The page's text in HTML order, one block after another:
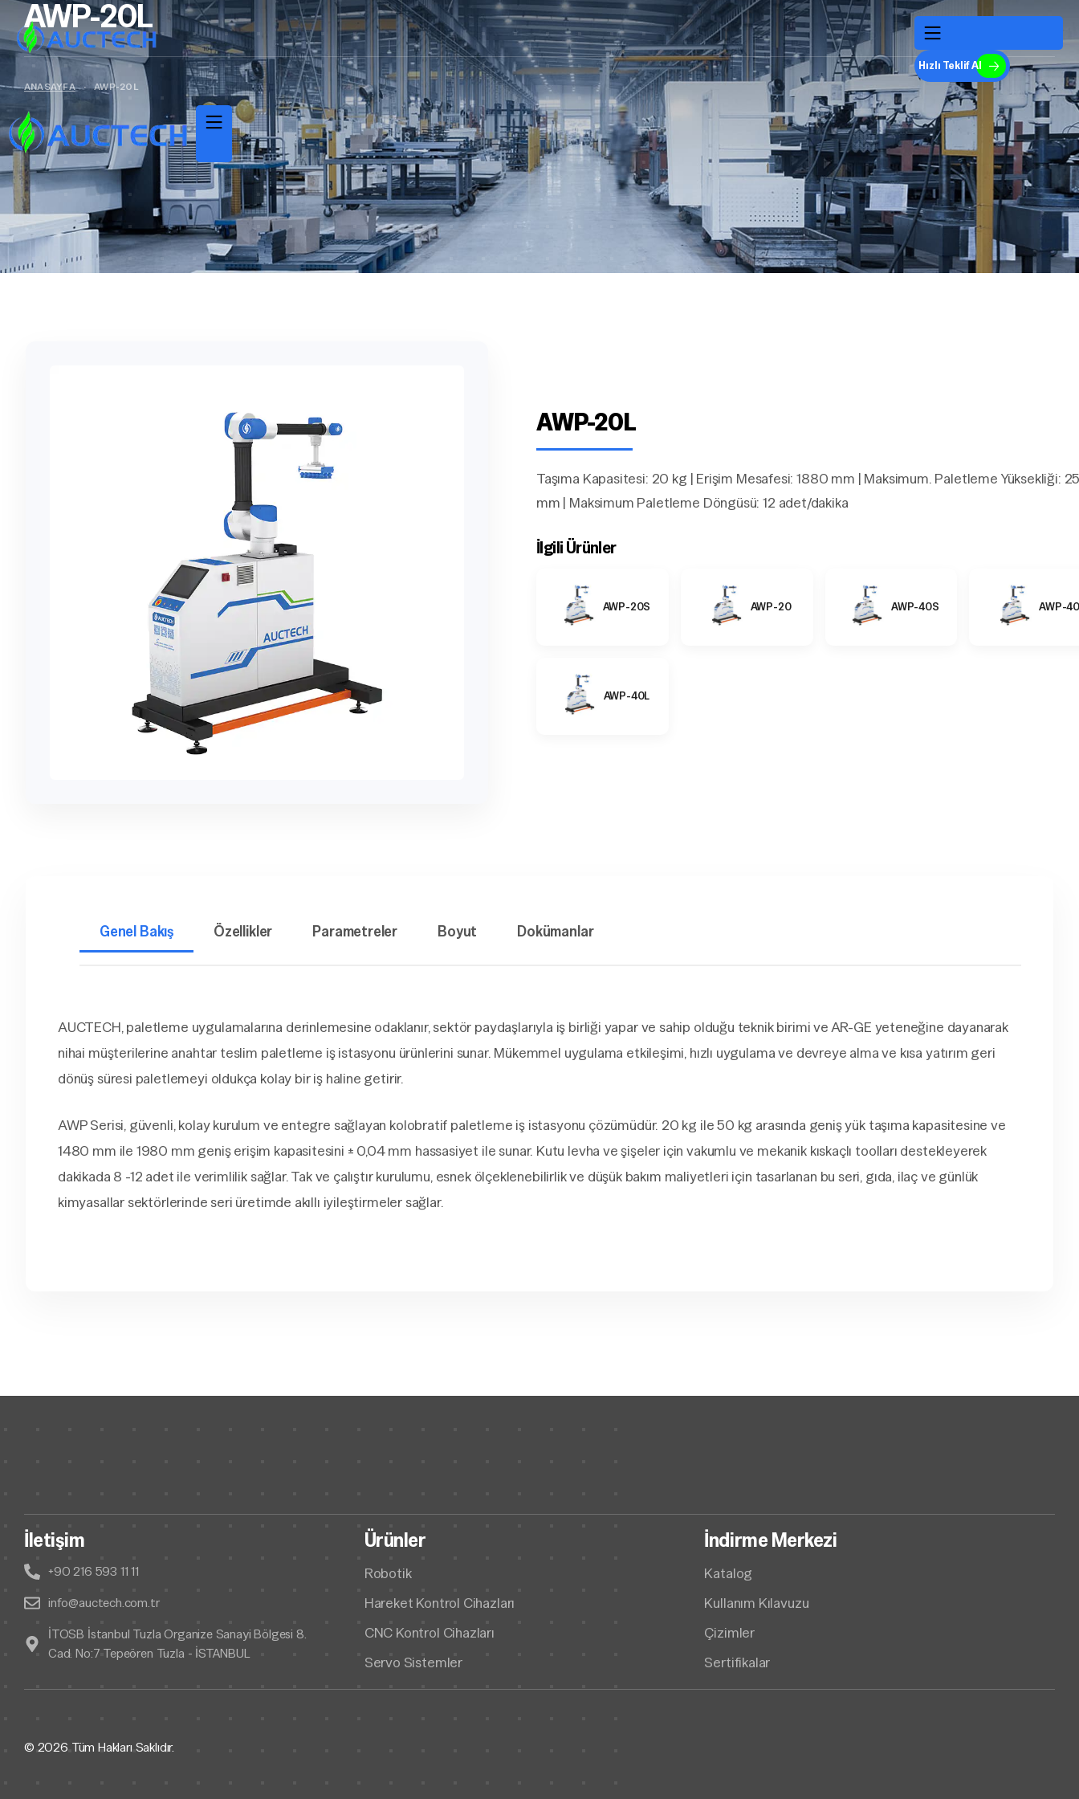
Hızlı Teklif Al
AWP-20L
ANASAYFA · AWP-20L
AWP-20L
Taşıma Kapasitesi: 20 kg | Erişim Mesafesi: 1880 mm | Maksimum. Paletleme Yüksekliği:
mm | Maksimum Paletleme Döngüsü: 12 adet/dakika
İlgili Ürünler
AWP-20S AWP-20 AWP-40S AWP-
AWP-40L
Genel Bakış Özellikler Parametreler Boyut Dokümanlar
AUCTECH, paletleme uygulamalarına derinlemesine odaklanır, sektör paydaşlarıyla iş birliği yapar ve sahip olduğu teknik birimi ve AR-GE yeteneğine dayanarak
nihai müşterilerine anahtar teslim paletleme iş istasyonu ürünlerini sunar. Mükemmel uygulama etkileşimi, hızlı uygulama ve devreye alma ve kısa yatırım geri
dönüş süresi paletlemeyi oldukça kolay bir iş haline getirir.
AWP Serisi, güvenli, kolay kurulum ve entegre sağlayan kolobratif paletleme iş istasyonu çözümüdür. 20 kg ile 50 kg arasında geniş yük taşıma kapasitesine ve
1480 mm ile 1980 mm geniş erişim kapasitesini ± 0,04 mm hassasiyet ile sunar. Kutu levha ve şişeler için vakumlu ve mekanik kıskaçlı toolları destekleyerek
dakikada 8 -12 adet ile verimlilik sağlar. Tak ve çalıştır kurulumu, esnek ölçeklenebilirlik ve düşük bakım maliyetleri için tasarlanan bu seri, gıda, ilaç ve günlük
kimyasallar sektörlerinde seri üretimde akıllı iyileştirmeler sağlar.
İletişim
+90 216 593 11 11
info@auctech.com.tr
İTOSB İstanbul Tuzla Organize Sanayi Bölgesi 8.
Cad. No:7 Tepeören Tuzla - İSTANBUL
Ürünler
Robotik
Hareket Kontrol Cihazları
CNC Kontrol Cihazları
Servo Sistemler
İndirme Merkezi
Katalog
Kullanım Kılavuzu
Çizimler
Sertifikalar
© 2026 Tüm Hakları Saklıdır.